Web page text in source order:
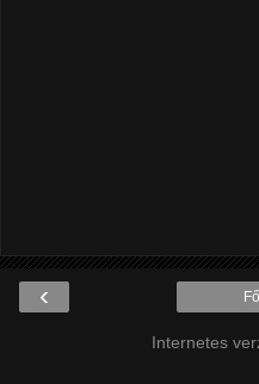
‹
Internetes